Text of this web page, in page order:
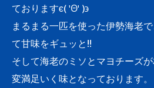
ておりますϵ( 'Θ' )϶
まるまる一匹を使った伊勢海老
て甘味をギュッと!!
そして海老のミソとマヨチーズ
変満足いく味となっております。